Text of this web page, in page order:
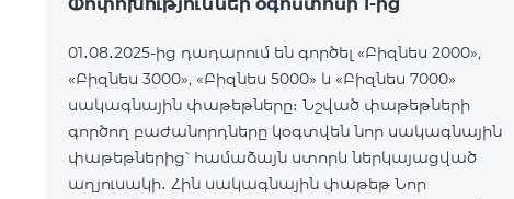
01․08․2025-ից դադարում են գործել «Բիզնես 2000»,
«Բիզնես 3000», «Բիզնես 5000» և «Բիզնես 7000»
սակագնային փաթեթները։ Նշված փաթեթների
գործող բաժանորդները կօգտվեն նոր սակագնային
փաթեթներից՝ համաձայն ստորև ներկայացված
աղյուսակի․ Հին սակագնային փաթեթ Նոր